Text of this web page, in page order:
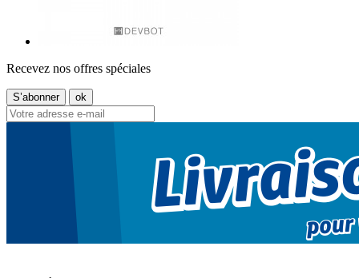
Recevez nos offres spéciales